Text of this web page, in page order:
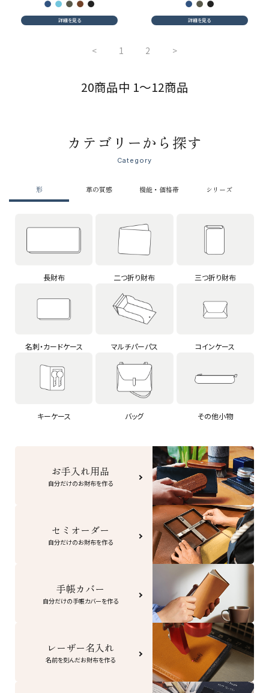
詳細を見る 詳細を見る
< 1 2 >
20商品中 1～12商品
カテゴリーから探す
Category
形 革の質感 機能・価格帯 シリーズ
長財布 二つ折り財布 三つ折り財布
名刺・カードケース マルチパーパス コインケース
キーケース バッグ その他小物
お手入れ用品
自分だけのお財布を作る
セミオーダー
自分だけのお財布を作る
手帳カバー
自分だけの手帳カバーを作る
レーザー名入れ
名前を刻んだお財布を作る